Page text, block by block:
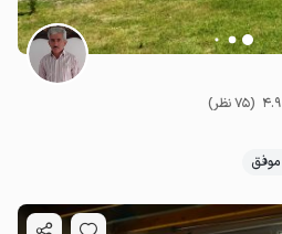
4.9 (75 نظر)